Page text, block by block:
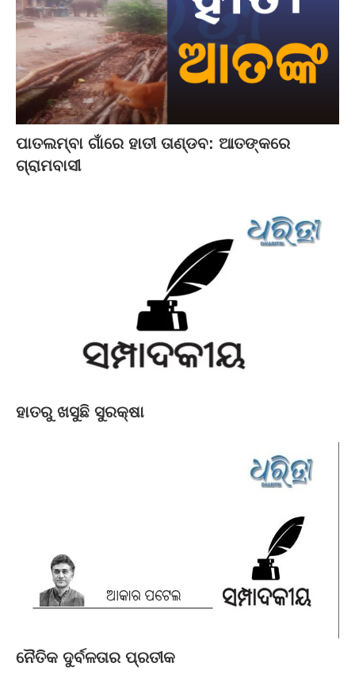
ପାତଲମ୍ବା ଗାଁରେ ହାତୀ ତାଣ୍ଡବ: ଆତଙ୍କରେ
ଗ୍ରାମବାସୀ
ହାତରୁ ଖସୁଛି ସୁରକ୍ଷା
ନୈତିକ ଦୁର୍ବଳତାର ପ୍ରତୀକ